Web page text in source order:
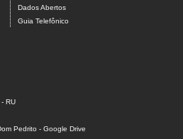
Dados Abertos
Guia Telefônico
RU
Pedrito - Google Drive